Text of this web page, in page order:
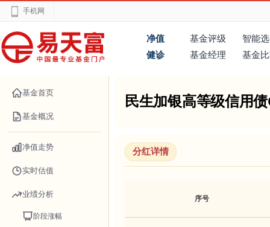
手机网
净值 基金评级
智能
健诊
基金经理 基金
基金首页
基金概况
净值走势
实时估值
业绩分析
阶段涨幅
民生加银高等级信用
分红详情
序号